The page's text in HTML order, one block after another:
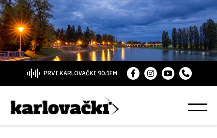
PRVI KARLOVAČKI 90.1FM